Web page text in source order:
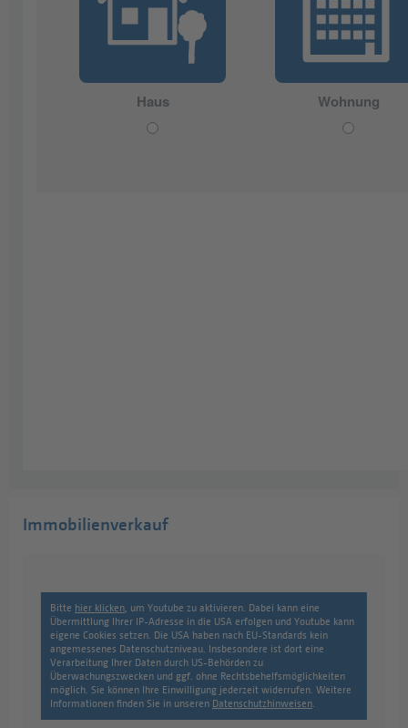
Immobilienverkauf
Bitte hier klicken, um Youtube zu aktivieren. Dabei kann eine
Übermittlung Ihrer IP-Adresse in die USA erfolgen und Youtube kann
eigene Cookies setzen. Die USA haben nach EU-Standards kein
angemessenes Datenschutzniveau. Insbesondere ist dort eine
Verarbeitung Ihrer Daten durch US-Behörden zu
Überwachungszwecken und ggf. ohne Rechtsbehelfsmöglichkeiten
möglich. Sie können Ihre Einwilligung jederzeit widerrufen. Weitere
Informationen finden Sie in unseren Datenschutzhinweisen.